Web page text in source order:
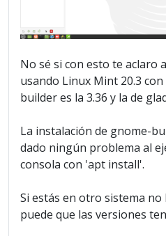
No sé si con esto te aclaro
usando Linux Mint 20.3
builder es la 3.36 y la de
La instalación de gnome-
dado ningún problema al
consola con 'apt install'.
Si estás en otro sistema no
puede que las versiones